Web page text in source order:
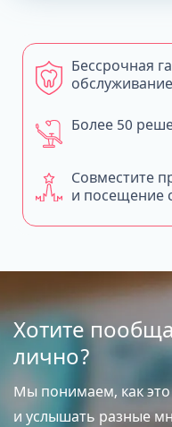
Совместите
и посещение
Бессрочная
обслуживание
Более 50
Хотите
лично?
Мы понимаем, как это
и услышать разные